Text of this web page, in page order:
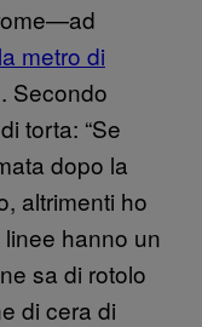
metro di
Secondo
torta: “Se
dopo la
altrimenti ho
hanno un
sa di rotolo
di cera di